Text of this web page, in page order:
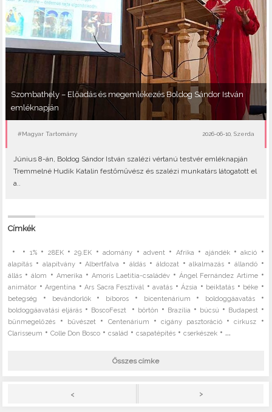
Szombathely – Előadás és megemlékezés Boldog Sándor István
emléknapján
#Magyar Tartomány 2026-06-10, Szerda
Június 8-án, Boldog Sándor István szalézi vértanú testvér emléknapján
Tremmelné Hudik Katalin festőművész és szalézi munkatárs látogatott el
a..
Címkék
• • 1%• 28EK•29.EK •adomány •advent • Afrika • ajándék•akció •
alapítás • alapítvány•Albertfalva •áldás • áldozat•alkalmazás • állandó•
állás •álom • Amerika • Amoris Laetitia-családév •Ángel Fernández Artime•
animátor •Argentína •Ars Sacra Fesztivál •avatás •Ázsia • beiktatás • béke •
betegség • bevándorlók• bíboros • bicentenárium • boldoggáavatás•
boldoggáavatási eljárás • BoscoFeszt • börtön • Brazília • búcsú • Budapest•
bűnmegelőzés • bűvészet• Centenárium •cigány pasztoráció•cirkusz •
Clarisseum •Colle Don Bosco •család •csapatépítés •cserkészek • ...
Összes címke
< >